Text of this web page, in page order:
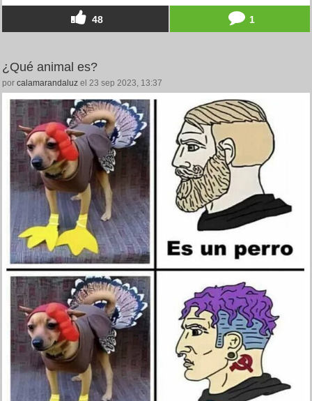
48 1
¿Qué animal es?
por calamarandaluz el 23 sep 2023, 13:37